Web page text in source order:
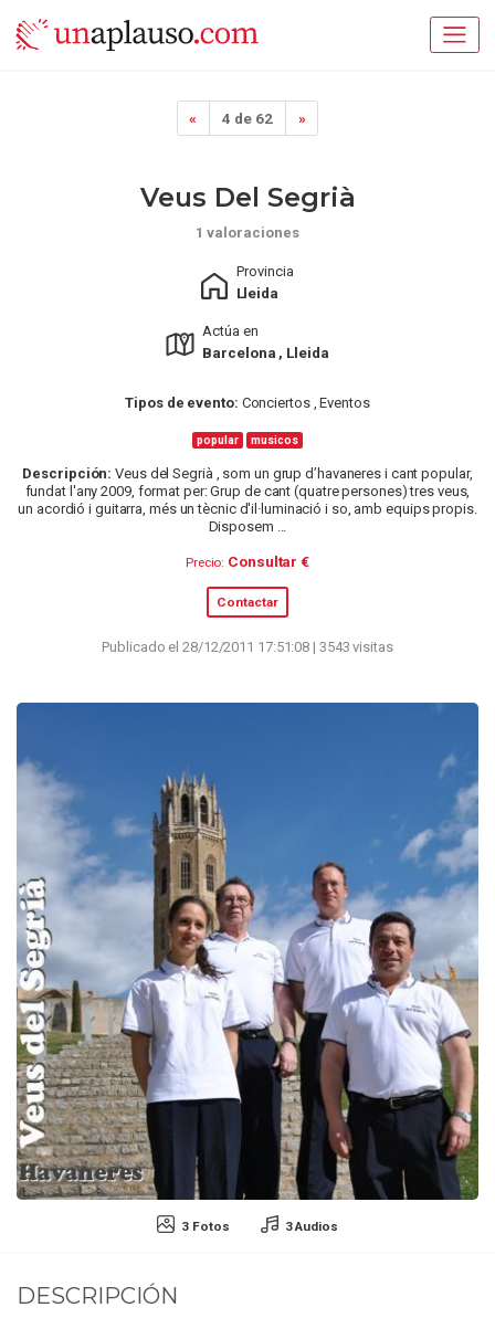
« 4 de 62 »
3 Fotos 3 Audios
Veus Del Segrià
1 valoraciones
Provincia
Lleida
Actúa en
Barcelona , Lleida
Tipos de evento: Conciertos , Eventos
popular musicos
Descripción: Veus del Segrià , som un grup d’havaneres i cant popular,
fundat l'any 2009, format per: Grup de cant (quatre persones) tres veus,
un acordió i guitarra, més un tècnic d'il·luminació i so, amb equips propis.
Disposem ...
Precio: Consultar €
Contactar
Publicado el 28/12/2011 17:51:08 | 3543 visitas
DESCRIPCIÓN